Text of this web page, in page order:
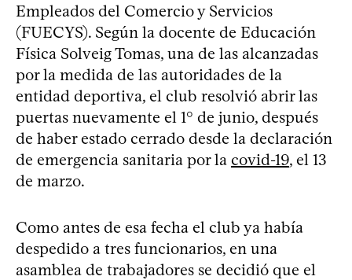
Empleados del Comercio y Servicios
(FUECYS). Según la docente de Educación
Física Solveig Tomas, una de las alcanzadas
por la medida de las autoridades de la
entidad deportiva, el club resolvió abrir las
puertas nuevamente el 1° de junio, después
de haber estado cerrado desde la declaración
de emergencia sanitaria por la covid-19, el 13
de marzo.
Como antes de esa fecha el club ya había
despedido a tres funcionarios, en una
asamblea de trabajadores se decidió que el